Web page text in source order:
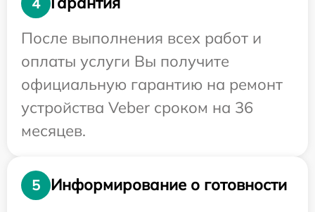
После выполнения всех работ и
оплаты услуги Вы получите
официальную гарантию на ремонт
устройства Veber сроком на 36
месяцев.
5
Информирование о готовности